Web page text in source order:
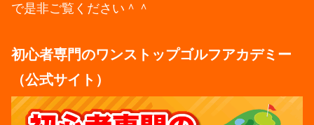
で是非ご覧ください＾＾
初心者専門のワンストップゴルフアカデミー
（公式サイト）